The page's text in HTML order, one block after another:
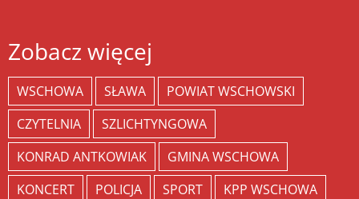
Zobacz więcej
WSCHOWA SŁAWA
POWIAT WSCHOWSKI
CZYTELNIA
SZLICHTYNGOWA
KONRAD ANTKOWIAK
GMINA WSCHOWA
KONCERT
POLICJA SPORT
KPP WSCHOWA